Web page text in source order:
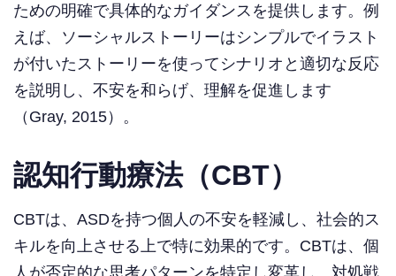
ための明確で具体的なガイダンスを提供します。例
えば、ソーシャルストーリーはシンプルでイラスト
が付いたストーリーを使ってシナリオと適切な反応
を説明し、不安を和らげ、理解を促進します
（Gray, 2015）。
認知行動療法（CBT）
CBTは、ASDを持つ個人の不安を軽減し、社会的ス
キルを向上させる上で特に効果的です。CBTは、個
人が否定的な思考パターンを特定し変革し、対処戦